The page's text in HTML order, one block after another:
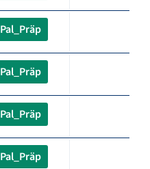
Pal_Präp
Pal_Präp
Pal_Präp
Pal_Präp